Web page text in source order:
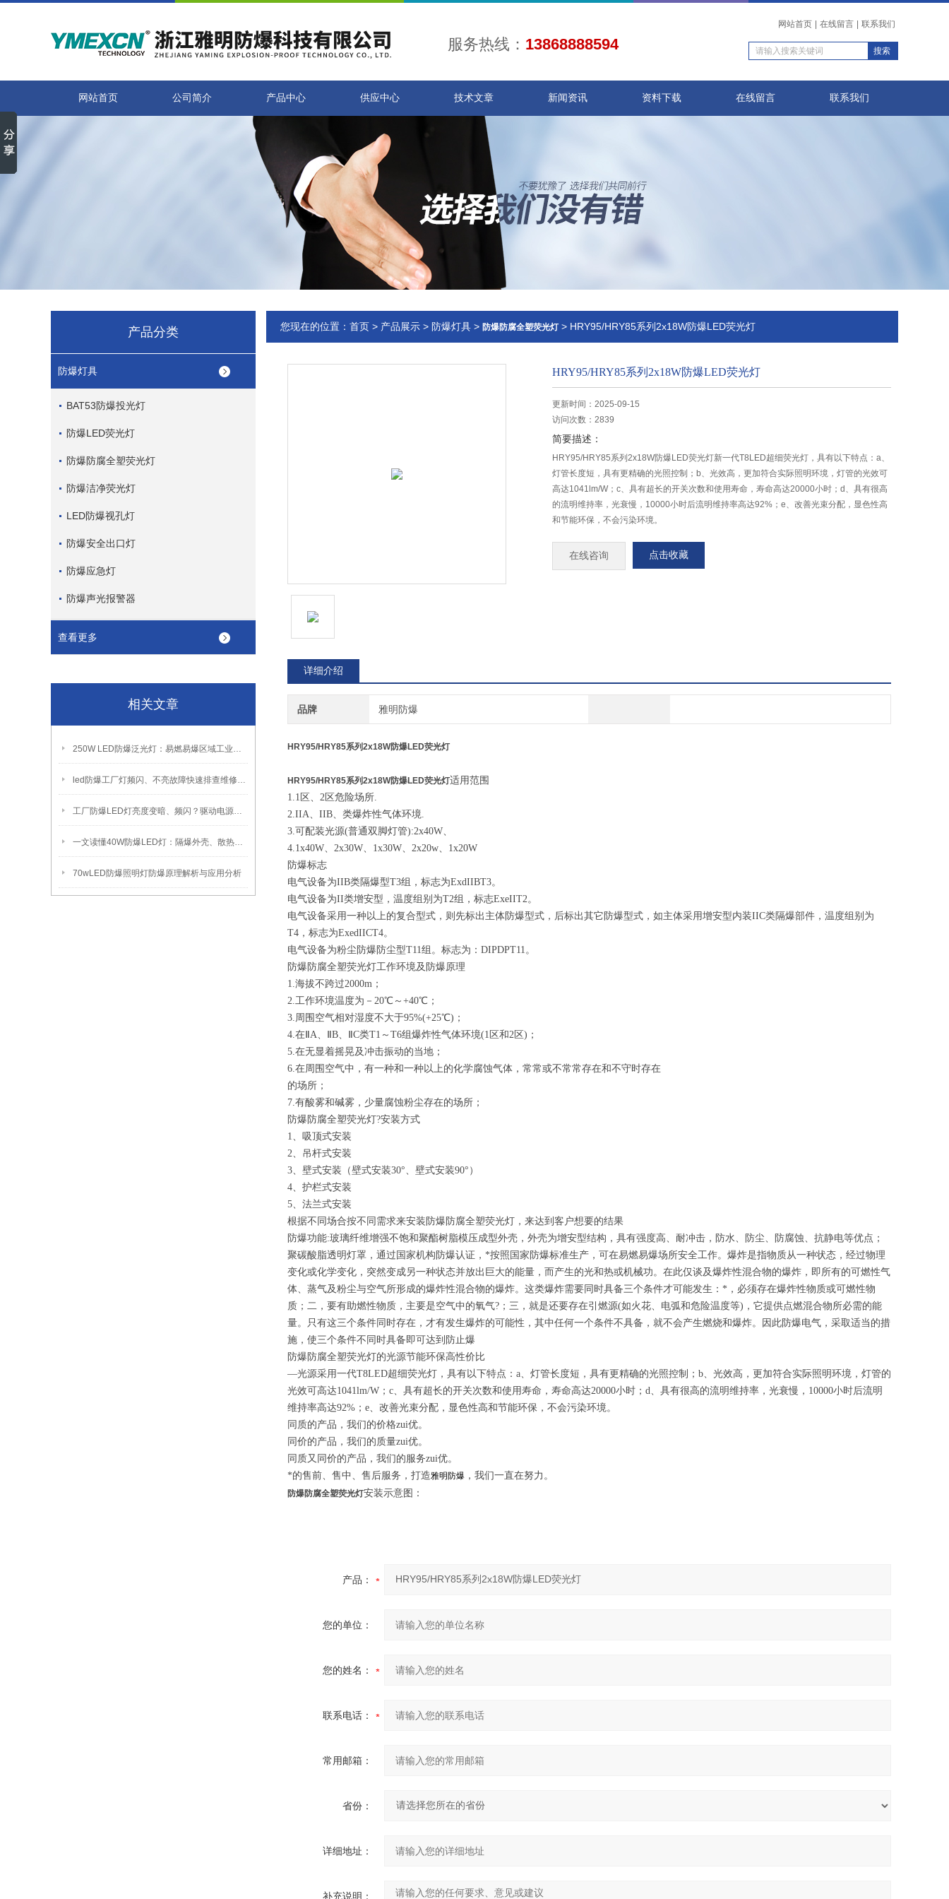
服务热线： 13868888594
网站首页 在线留言 联系我们
网站首页 公司简介 产品中心 供应中心 技术文章 新闻资讯 资料下载 在线留言 联系我们
产品分类
防爆灯具
BAT53防爆投光灯
防爆LED荧光灯
防爆防腐全塑荧光灯
防爆洁净荧光灯
LED防爆视孔灯
防爆安全出口灯
防爆应急灯
防爆声光报警器
查看更多
相关文章
250W LED防爆泛光灯：易燃易爆区域工业固定照明装置
led防爆工厂灯频闪、不亮故障快速排查维修方法
工厂防爆LED灯亮度变暗、频闪？驱动电源故障检修方法
一文读懂40W防爆LED灯：隔爆外壳、散热、防爆认证原理
70wLED防爆照明灯防爆原理解析与应用分析
您现在的位置： 首页 > 产品展示 > 防爆灯具 > 防爆防腐全塑荧光灯> HRY95/HRY85系列2x18W防爆LED荧光灯
HRY95/HRY85系列2x18W防爆LED荧光灯
更新时间：2025-09-15
访问次数：2839
简要描述：
HRY95/HRY85系列2x18W防爆LED荧光灯新一代T8LED超细荧光灯，具有以下特点：a、
灯管长度短，具有更精确的光照控制；b、光效高，更加符合实际照明环境，灯管的光效可
高达1041lm/W；c、具有超长的开关次数和使用寿命，寿命高达20000小时；d、具有很高
的流明维持率，光衰慢，10000小时后流明维持率高达92%；e、改善光束分配，显色性高
和节能环保，不会污染环境。
在线咨询 点击收藏
详细介绍
品牌 雅明防爆
HRY95/HRY85系列2x18W防爆LED荧光灯
HRY95/HRY85系列2x18W防爆LED荧光灯适用范围
1.1区、2区危险场所.
2.IIA、IIB、类爆炸性气体环境.
3.可配装光源(普通双脚灯管):2x40W、
4.1x40W、2x30W、1x30W、2x20w、1x20W
防爆标志
电气设备为IIB类隔爆型T3组，标志为ExdIIBT3。
电气设备为II类增安型，温度组别为T2组，标志ExeIIT2。
电气设备采用一种以上的复合型式，则先标出主体防爆型式，后标出其它防爆型式，如主体采用增安型内装IIC类隔爆部件，温度组别为
T4，标志为ExedIICT4。
电气设备为粉尘防爆防尘型T11组。标志为：DIPDPT11。
防爆防腐全塑荧光灯工作环境及防爆原理
1.海拔不跨过2000m；
2.工作环境温度为－20℃～+40℃；
3.周围空气相对湿度不大于95%(+25℃)；
4.在ⅡA、ⅡB、ⅡC类T1～T6组爆炸性气体环境(1区和2区)；
5.在无显着摇晃及冲击振动的当地；
6.在周围空气中，有一种和一种以上的化学腐蚀气体，常常或不常常存在和不守时存在
的场所；
7.有酸雾和碱雾，少量腐蚀粉尘存在的场所；
防爆防腐全塑荧光灯?安装方式
1、吸顶式安装
2、吊杆式安装
3、壁式安装（壁式安装30°、壁式安装90°）
4、护栏式安装
5、法兰式安装
根据不同场合按不同需求来安装防爆防腐全塑荧光灯，来达到客户想要的结果
防爆功能:玻璃纤维增强不饱和聚酯树脂模压成型外壳，外壳为增安型结构，具有强度高、耐冲击，防水、防尘、防腐蚀、抗静电等优点；
聚碳酸脂透明灯罩，通过国家机构防爆认证，*按照国家防爆标准生产，可在易燃易爆场所安全工作。爆炸是指物质从一种状态，经过物理
变化或化学变化，突然变成另一种状态并放出巨大的能量，而产生的光和热或机械功。在此仅谈及爆炸性混合物的爆炸，即所有的可燃性气
体、蒸气及粉尘与空气所形成的爆炸性混合物的爆炸。这类爆炸需要同时具备三个条件才可能发生：*，必须存在爆炸性物质或可燃性物
质；二，要有助燃性物质，主要是空气中的氧气?；三，就是还要存在引燃源(如火花、电弧和危险温度等)，它提供点燃混合物所必需的能
量。只有这三个条件同时存在，才有发生爆炸的可能性，其中任何一个条件不具备，就不会产生燃烧和爆炸。因此防爆电气，采取适当的措
施，使三个条件不同时具备即可达到防止爆
防爆防腐全塑荧光灯的光源节能环保高性价比
—光源采用一代T8LED超细荧光灯，具有以下特点：a、灯管长度短，具有更精确的光照控制；b、光效高，更加符合实际照明环境，灯管的
光效可高达1041lm/W；c、具有超长的开关次数和使用寿命，寿命高达20000小时；d、具有很高的流明维持率，光衰慢，10000小时后流明
维持率高达92%；e、改善光束分配，显色性高和节能环保，不会污染环境。
同质的产品，我们的价格zui优。
同价的产品，我们的质量zui优。
同质又同价的产品，我们的服务zui优。
*的售前、售中、售后服务，打造雅明防爆 ，我们一直在努力。
防爆防腐全塑荧光灯安装示意图：
产品：
您的单位：
您的姓名：
联系电话：
常用邮箱：
省份：
详细地址：
补充说明：